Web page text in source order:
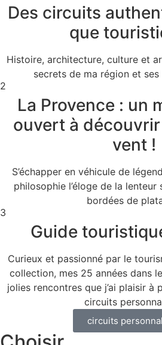
Des circuits
que
Histoire, architecture, culture et
secrets de ma région et ses
2
La Provence : un
ouvert à
vent !
S’échapper en véhicule de
philosophie l’éloge de la
bordées de
3
Guide
Curieux et passionné par le
collection, mes 25 années dans
jolies rencontres que j’ai plaisir à
circuits
circuits